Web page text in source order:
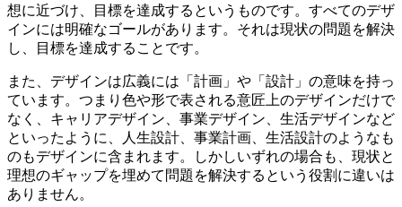
想に近づけ、目標を達成するというものです。すべてのデザ
インには明確なゴールがあります。それは現状の問題を解決
し、目標を達成することです。
また、デザインは広義には「計画」や「設計」の意味を持っ
ています。つまり色や形で表される意匠上のデザインだけで
なく、キャリアデザイン、事業デザイン、生活デザインなど
といったように、人生設計、事業計画、生活設計のようなも
のもデザインに含まれます。しかしいずれの場合も、現状と
理想のギャップを埋めて問題を解決するという役割に違いは
ありません。